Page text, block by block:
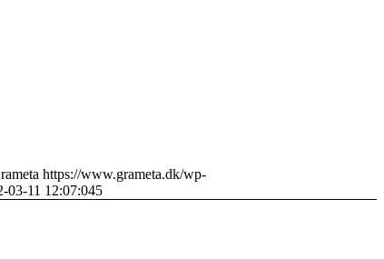
https://www.grameta.dk/wp-
03-11 12:07:045